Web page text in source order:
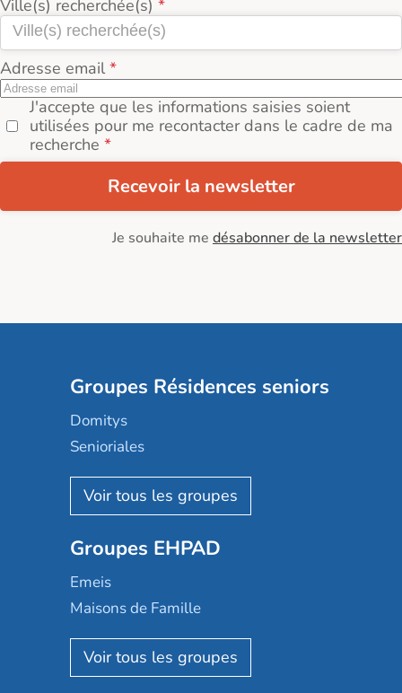
Ville(s) recherchée(s)
Adresse email
J'accepte que les informations saisies soient
utilisées pour me recontacter dans le cadre de ma
recherche
Recevoir la newsletter
Je souhaite me désabonner de la newsletter
Groupes Résidences seniors
Domitys
Senioriales
Nohée
Les Résidentiels
Mobicap
Domusvi
Happy Senior
Aquarelia
Nexity edenea
Groupes EHPAD
Emeis
Maisons de Famille
Korian
Emera